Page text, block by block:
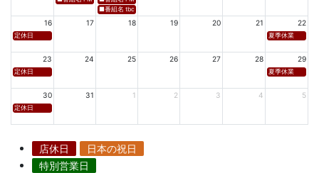
■番組名 tbc東北放送「ウォッチン！みやぎ」 ■放送日時 https://www.tbc-
16 17 18 19 20 21 22
定休日 夏季休業
23 24 25 26 27 28 29
定休日 夏季休業
30 31 1 2 3 4 5
定休日
店休日
日本の祝日
特別営業日